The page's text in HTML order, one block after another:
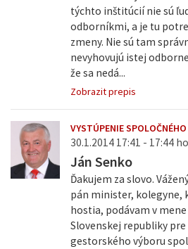
týchto inštitúcií nie sú
odborníkmi, a je tu
zmeny. Nie sú tam
nevyhovujú istej
že sa nedá...
Zobrazit prepis
VYSTÚPENIE
30.1.2014 17:41 - 17:44
Ján Senko
Ďakujem za slovo.
pán minister, kolegyne,
hostia, podávam v
Slovenskej republiky
gestorského výboru